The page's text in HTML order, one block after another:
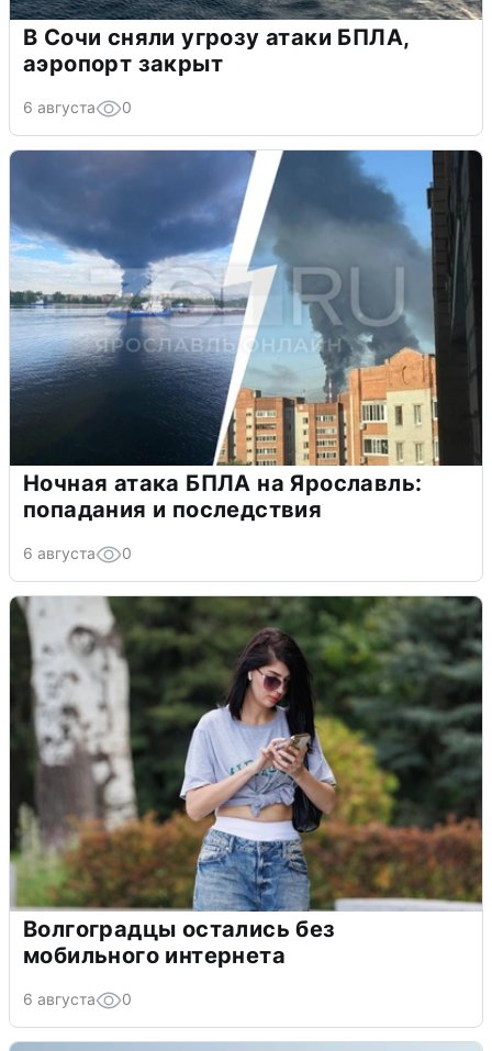
В Сочи сняли угрозу атаки БПЛА,
аэропорт закрыт
6 августа 0
Ночная атака БПЛА на Ярославль:
попадания и последствия
6 августа 0
Волгоградцы остались без
мобильного интернета
6 августа 0